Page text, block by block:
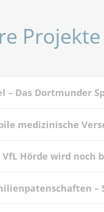
Projekte
– Das Dortmunder
medizinische
VfL Hörde wird